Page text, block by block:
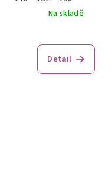
Na skladě
Detail